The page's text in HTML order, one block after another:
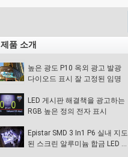
제품 소개
높은 광도 P10 옥외 광고 발광
다이오드 표시 잘 고정된 임명
LED 게시판 해결책을 광고하는
RGB 높은 정의 전자 표시
Epistar SMD 3 In1 P6 실내 지도
된 스크린 알루미늄 합금 LED 댄